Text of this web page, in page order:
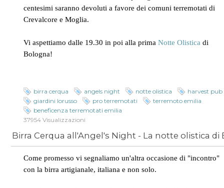
centesimi saranno devoluti a favore dei comuni terremotati di
Crevalcore e Moglia.
Vi aspettiamo dalle 19.30 in poi alla primaNotte Olistica di
Bologna!
birra cerqua angels night notte olistica
harvest pub
giardini lorusso
pro terremotati
terremoto emilia
beneficenza terremotati emilia
37954 Visualizzazioni
Come promesso vi segnaliamo un'altra occasione di "incontro"
con la birra artigianale, italiana e non solo.